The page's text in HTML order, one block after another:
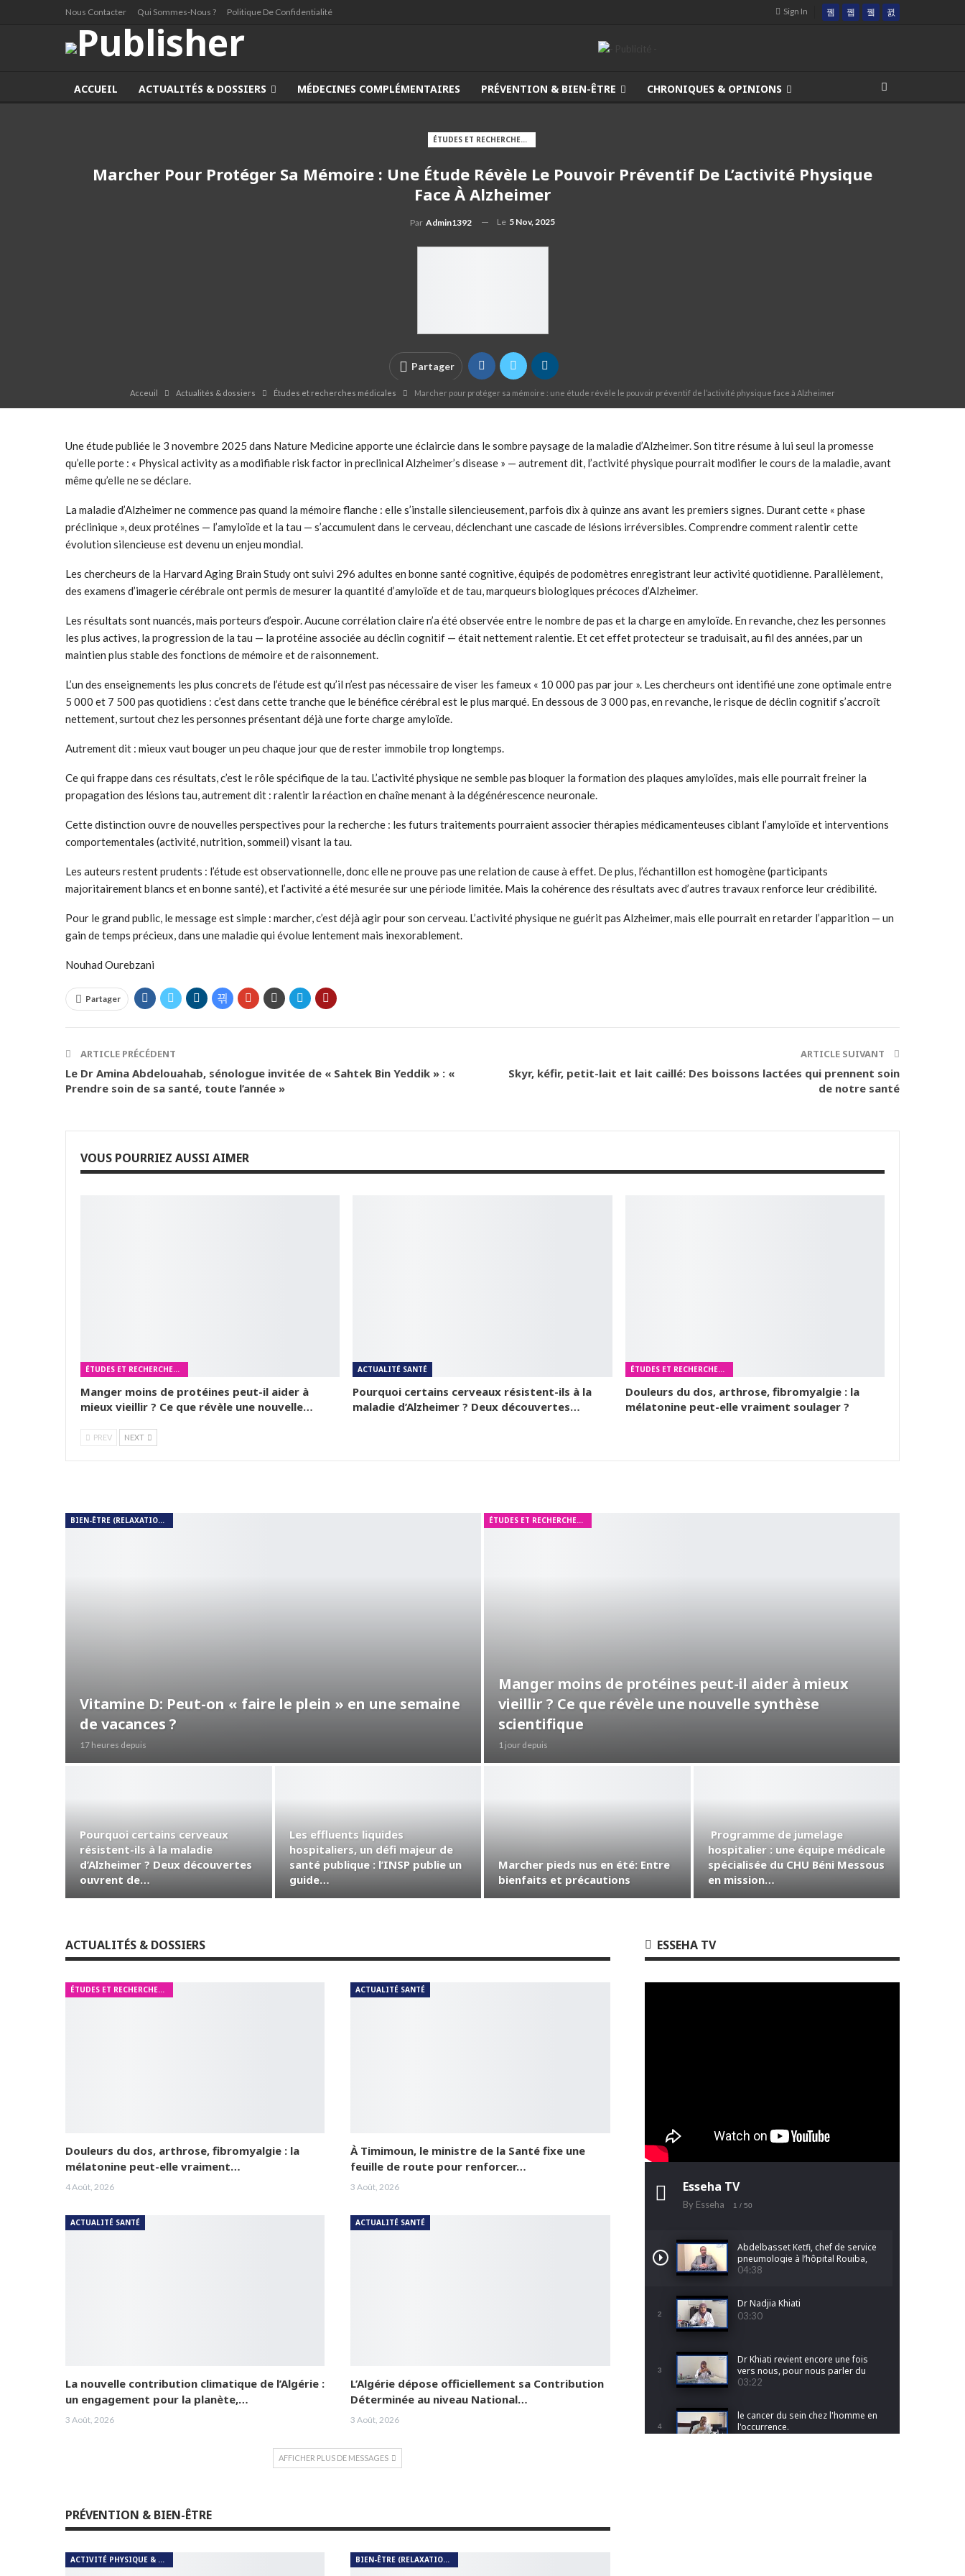
Sign In
Nous Contacter Qui Sommes-Nous ? Politique De Confidentialité
ACCUEIL ACTUALITÉS & DOSSIERS MÉDECINES COMPLÉMENTAIRES PRÉVENTION & BIEN-ÊTRE CHRONIQUES & OPINIONS
ÉTUDES ET RECHERCHES MÉDICALES
Marcher Pour Protéger Sa Mémoire : Une Étude Révèle Le Pouvoir Préventif De L’activité Physique
Face À Alzheimer
Par Admin1392 Le 5 Nov, 2025
Partager
Acceuil Actualités & dossiers Études et recherches médicales Marcher pour protéger sa mémoire : une étude révèle le pouvoir préventif de l’activité physique face à Alzheimer
Une étude publiée le 3 novembre 2025 dans Nature Medicine apporte une éclaircie dans le sombre paysage de la maladie d’Alzheimer. Son titre résume à lui seul la promesse
qu’elle porte : « Physical activity as a modifiable risk factor in preclinical Alzheimer’s disease » — autrement dit, l’activité physique pourrait modifier le cours de la maladie, avant
même qu’elle ne se déclare.
La maladie d’Alzheimer ne commence pas quand la mémoire flanche : elle s’installe silencieusement, parfois dix à quinze ans avant les premiers signes. Durant cette « phase
préclinique », deux protéines — l’amyloïde et la tau — s’accumulent dans le cerveau, déclenchant une cascade de lésions irréversibles. Comprendre comment ralentir cette
évolution silencieuse est devenu un enjeu mondial.
Les chercheurs de la Harvard Aging Brain Study ont suivi 296 adultes en bonne santé cognitive, équipés de podomètres enregistrant leur activité quotidienne. Parallèlement,
des examens d’imagerie cérébrale ont permis de mesurer la quantité d’amyloïde et de tau, marqueurs biologiques précoces d’Alzheimer.
Les résultats sont nuancés, mais porteurs d’espoir. Aucune corrélation claire n’a été observée entre le nombre de pas et la charge en amyloïde. En revanche, chez les personnes
les plus actives, la progression de la tau — la protéine associée au déclin cognitif — était nettement ralentie. Et cet effet protecteur se traduisait, au fil des années, par un
maintien plus stable des fonctions de mémoire et de raisonnement.
L’un des enseignements les plus concrets de l’étude est qu’il n’est pas nécessaire de viser les fameux « 10 000 pas par jour ». Les chercheurs ont identifié une zone optimale entre
5 000 et 7 500 pas quotidiens : c’est dans cette tranche que le bénéfice cérébral est le plus marqué. En dessous de 3 000 pas, en revanche, le risque de déclin cognitif s’accroît
nettement, surtout chez les personnes présentant déjà une forte charge amyloïde.
Autrement dit : mieux vaut bouger un peu chaque jour que de rester immobile trop longtemps.
Ce qui frappe dans ces résultats, c’est le rôle spécifique de la tau. L’activité physique ne semble pas bloquer la formation des plaques amyloïdes, mais elle pourrait freiner la
propagation des lésions tau, autrement dit : ralentir la réaction en chaîne menant à la dégénérescence neuronale.
Cette distinction ouvre de nouvelles perspectives pour la recherche : les futurs traitements pourraient associer thérapies médicamenteuses ciblant l’amyloïde et interventions
comportementales (activité, nutrition, sommeil) visant la tau.
Les auteurs restent prudents : l’étude est observationnelle, donc elle ne prouve pas une relation de cause à effet. De plus, l’échantillon est homogène (participants
majoritairement blancs et en bonne santé), et l’activité a été mesurée sur une période limitée. Mais la cohérence des résultats avec d’autres travaux renforce leur crédibilité.
Pour le grand public, le message est simple : marcher, c’est déjà agir pour son cerveau. L’activité physique ne guérit pas Alzheimer, mais elle pourrait en retarder l’apparition — un
gain de temps précieux, dans une maladie qui évolue lentement mais inexorablement.
Nouhad Ourebzani
Partager
ARTICLE PRÉCÉDENT
Le Dr Amina Abdelouahab, sénologue invitée de « Sahtek Bin Yeddik » : «
Prendre soin de sa santé, toute l’année »
ARTICLE SUIVANT
Skyr, kéfir, petit-lait et lait caillé: Des boissons lactées qui prennent soin
de notre santé
VOUS POURRIEZ AUSSI AIMER
ÉTUDES ET RECHERCHES MÉDICALES
Manger moins de protéines peut-il aider à
mieux vieillir ? Ce que révèle une nouvelle…
ACTUALITÉ SANTÉ
Pourquoi certains cerveaux résistent-ils à la
maladie d’Alzheimer ? Deux découvertes…
ÉTUDES ET RECHERCHES MÉDICALES
Douleurs du dos, arthrose, fibromyalgie : la
mélatonine peut-elle vraiment soulager ?
PREV NEXT
BIEN-ÊTRE (RELAXATION, MÉDITATION, SOIN DU CORPS)
Vitamine D: Peut-on « faire le plein » en une semaine
de vacances ?
17 heures depuis
ÉTUDES ET RECHERCHES MÉDICALES
Manger moins de protéines peut-il aider à mieux
vieillir ? Ce que révèle une nouvelle synthèse
scientifique
1 jour depuis
Pourquoi certains cerveaux
résistent-ils à la maladie
d’Alzheimer ? Deux découvertes
ouvrent de…
Les effluents liquides
hospitaliers, un défi majeur de
santé publique : l’INSP publie un
guide…
Marcher pieds nus en été: Entre
bienfaits et précautions
Programme de jumelage
hospitalier : une équipe médicale
spécialisée du CHU Béni Messous
en mission…
ACTUALITÉS & DOSSIERS
ÉTUDES ET RECHERCHES MÉDICALES
Douleurs du dos, arthrose, fibromyalgie : la
mélatonine peut-elle vraiment…
4 Août, 2026
ACTUALITÉ SANTÉ
À Timimoun, le ministre de la Santé fixe une
feuille de route pour renforcer…
3 Août, 2026
ACTUALITÉ SANTÉ
La nouvelle contribution climatique de l’Algérie :
un engagement pour la planète,…
3 Août, 2026
ACTUALITÉ SANTÉ
L’Algérie dépose officiellement sa Contribution
Déterminée au niveau National…
3 Août, 2026
AFFICHER PLUS DE MESSAGES
PRÉVENTION & BIEN-ÊTRE
ACTIVITÉ PHYSIQUE & RESPIRATION BIEN-ÊTRE (RELAXATION, MÉDITATION, SOIN DU CORPS)
ESSEHA TV
Esseha TV
By Esseha 1 / 50
Abdelbasset Ketfi, chef de service
pneumologie à l’hôpital Rouiba,
nous parle du cancer du poumon
04:38
2
Dr Nadjia Khiati
03:30
3
Dr Khiati revient encore une fois
vers nous, pour nous parler du
cancer de l'endomètre.
03:22
4
le cancer du sein chez l'homme en
l'occurrence.